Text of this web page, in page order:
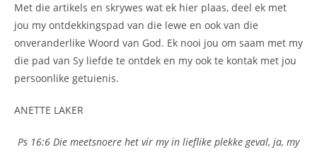
Met die artikels en skrywes wat ek hier plaas, deel ek met
jou my ontdekkingspad van die lewe en ook van die
onveranderlike Woord van God. Ek nooi jou om saam met my
die pad van Sy liefde te ontdek en my ook te kontak met jou
persoonlike getuienis.
ANETTE LAKER
Ps 16:6 Die meetsnoere het vir my in lieflike plekke geval, ja, my